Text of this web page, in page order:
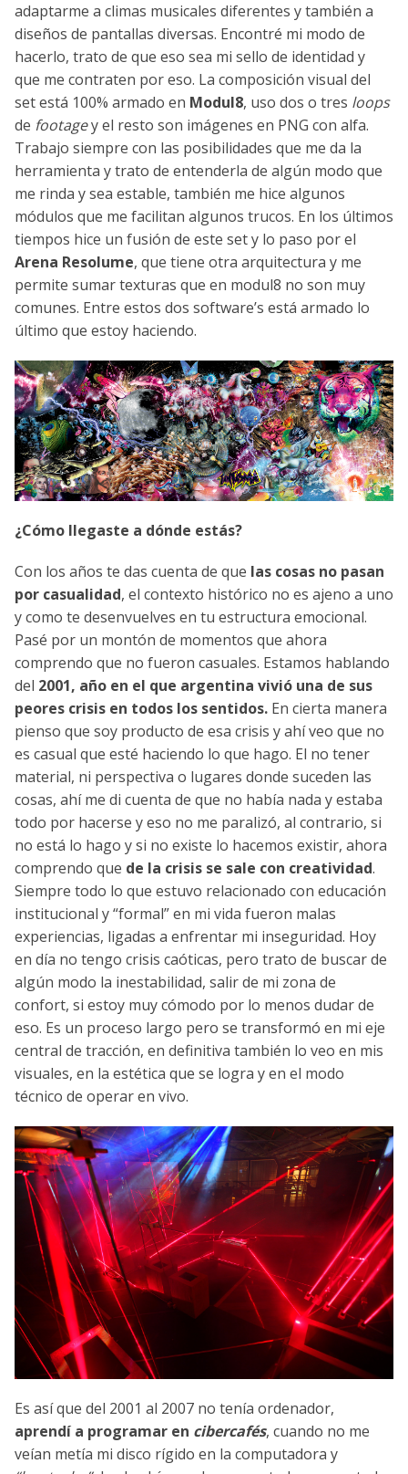
adaptarme a climas musicales diferentes y también a
diseños de pantallas diversas. Encontré mi modo de
hacerlo, trato de que eso sea mi sello de identidad y
que me contraten por eso. La composición visual del
set está 100% armado en Modul8, uso dos o tres loops
de footagey el resto son imágenes en PNG con alfa.
Trabajo siempre con las posibilidades que me da la
herramienta y trato de entenderla de algún modo que
me rinda y sea estable, también me hice algunos
módulos que me facilitan algunos trucos. En los últimos
tiempos hice un fusión de este set y lo paso por el
Arena Resolume, que tiene otra arquitectura y me
permite sumar texturas que en modul8 no son muy
comunes. Entre estos dos software’s está armado lo
último que estoy haciendo.
¿Cómo llegaste a dónde estás?
Con los años te das cuenta de que las cosas no pasan
por casualidad, el contexto histórico no es ajeno a uno
y como te desenvuelves en tu estructura emocional.
Pasé por un montón de momentos que ahora
comprendo que no fueron casuales. Estamos hablando
del 2001, año en el que argentina vivió una de sus
peores crisis en todos los sentidos. En cierta manera
pienso que soy producto de esa crisis y ahí veo que no
es casual que esté haciendo lo que hago. El no tener
material, ni perspectiva o lugares donde suceden las
cosas, ahí me di cuenta de que no había nada y estaba
todo por hacerse y eso no me paralizó, al contrario, si
no está lo hago y si no existe lo hacemos existir, ahora
comprendo que de la crisis se sale con creatividad.
Siempre todo lo que estuvo relacionado con educación
institucional y “formal” en mi vida fueron malas
experiencias, ligadas a enfrentar mi inseguridad. Hoy
en día no tengo crisis caóticas, pero trato de buscar de
algún modo la inestabilidad, salir de mi zona de
confort, si estoy muy cómodo por lo menos dudar de
eso. Es un proceso largo pero se transformó en mi eje
central de tracción, en definitiva también lo veo en mis
visuales, en la estética que se logra y en el modo
técnico de operar en vivo.
Es así que del 2001 al 2007 no tenía ordenador,
aprendí a programar en cibercafés, cuando no me
veían metía mi disco rígido en la computadora y